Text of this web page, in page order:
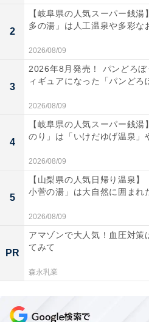
「湯村温泉 佳泉郷 井づつ
「湯村温泉 佳泉郷 井づつや
老舗旅館ならではの親切で
晴らしい
2
【岐阜県の人気スーパー銭
多の湯」は人工温泉や多彩な
2026/08/09
3
2026年8月発売！ パンどろぼ
ィギュアになった「パンどろ
2026/08/09
4
【岐阜県の人気スーパー銭
のり」は「いけだゆげ温泉」
2026/08/09
5
【山梨県の人気日帰り温泉】
小菅の湯」は大自然に囲まれ
2026/08/09
PR
アマゾンで大人気！血圧対策
てみて
森永乳業